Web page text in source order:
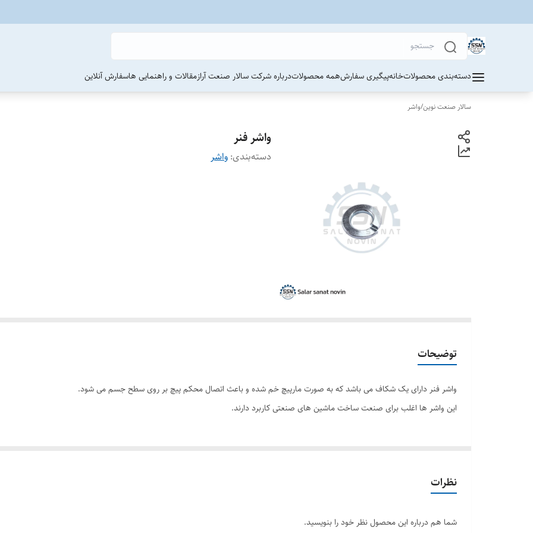
دسته‌بندی محصولاتخانهپیگیری سفارشهمه محصولاتدرباره شرکت سالار صنعت آرازمقالات و راهنمایی هاسفارش آنلاین
سالار صنعت نوین/واشر
واشر فنر
دسته‌بندی: واشر
توضیحات
واشر فنر دارای یک شکاف می باشد که به صورت مارپیچ خم شده و باعث اتصال محکم پیچ بر روی سطح جسم می شود.
این واشر ها اغلب برای صنعت ساخت ماشین های صنعتی کاربرد دارند.
نظرات
شما هم درباره این محصول نظر خود را بنویسید.